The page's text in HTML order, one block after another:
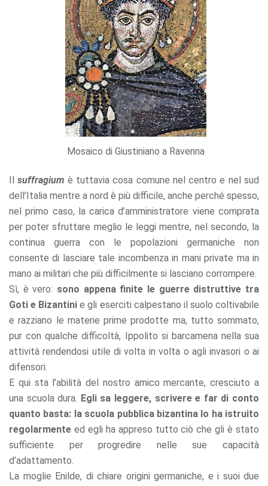
Mosaico di Giustiniano a Ravenna
Ilsuffragium è tuttavia cosa comune nel centro e nel sud
dell’Italia mentre a nord è più difficile, anche perché spesso,
nel primo caso, la carica d’amministratore viene comprata
per poter sfruttare meglio le leggi mentre, nel secondo, la
continua guerra con le popolazioni germaniche non
consente di lasciare tale incombenza in mani private ma in
mano ai militari che più difficilmente si lasciano corrompere.
Sì, è vero: sono appena finite le guerre distruttive tra
Goti e Bizantini e gli eserciti calpestano il suolo coltivabile
e razziano le materie prime prodotte ma, tutto sommato,
pur con qualche difficoltà, Ippolito si barcamena nella sua
attività rendendosi utile di volta in volta o agli invasori o ai
difensori.
E qui sta l’abilità del nostro amico mercante, cresciuto a
una scuola dura. Egli sa leggere, scrivere e far di conto
quanto basta: la scuola pubblica bizantina lo ha istruito
regolarmente ed egli ha appreso tutto ciò che gli è stato
sufficiente per progredire nelle sue capacità
d’adattamento.
La moglie Enilde, di chiare origini germaniche, e i suoi due